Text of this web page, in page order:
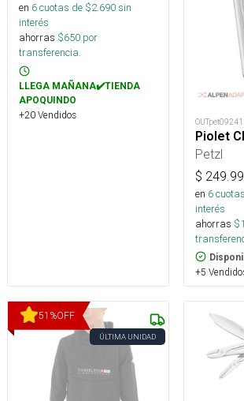
en 6cuotas de $2.690sin
interés
ahorras $650 por
transferencia.
LLEGA MAÑANA✔️TIENDA
APOQUINDO
+20 Vendidos
Piolet
Petzl
$
en 6
interés
ahorras $
+5
51 %OFF
ÚLTIMA UNIDAD